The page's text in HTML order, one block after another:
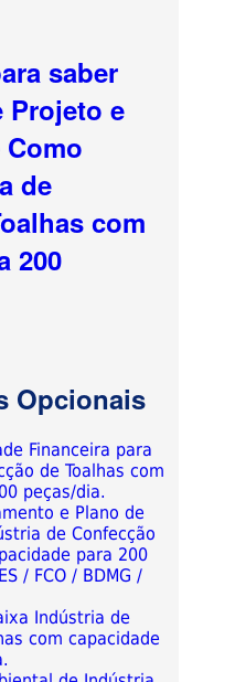
saber
Projeto e
de
com
200
Opcionais
Financeira para
de Toalhas com
peças/dia.
e Plano de
de Confecção
para 200
/ FCO / BDMG /
Indústria de
com capacidade